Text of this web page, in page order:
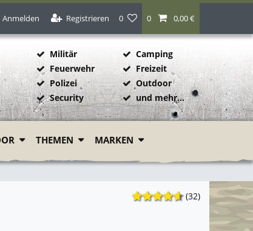
Anmelden Registrieren 0 0 0,00 €
Militär
Feuerwehr
Polizei
Security
Camping
Freizeit
Outdoor
und mehr...
THEMEN MARKEN
(32)